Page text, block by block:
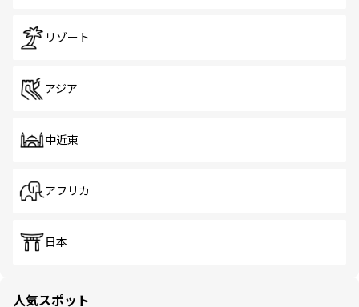
リゾート
アジア
中近東
アフリカ
日本
人気スポット